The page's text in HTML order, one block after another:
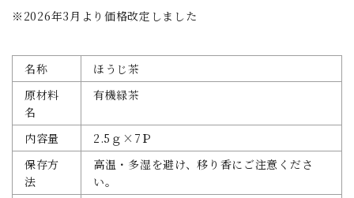
※2026年3月より価格改定しました
名称
ほうじ茶
原材料
名
有機緑茶
内容量
2.5ｇ×7Ｐ
保存方
法
高温・多湿を避け、移り香にご注意くださ
い。